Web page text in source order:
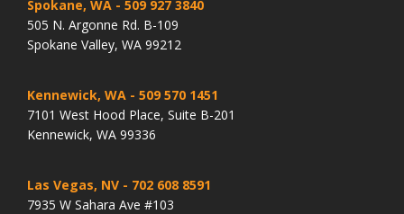
Spokane, WA - 509 927 3840
505 N. Argonne Rd. B-109
Spokane Valley, WA 99212
Kennewick, WA - 509 570 1451
7101 West Hood Place, Suite B-201
Kennewick, WA 99336
Las Vegas, NV - 702 608 8591
7935 W Sahara Ave #103